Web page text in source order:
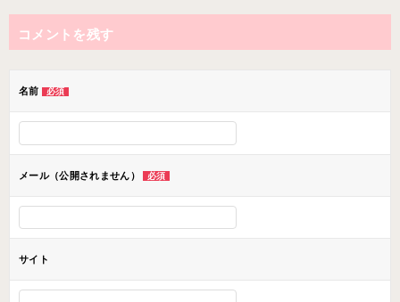
ナ
ビ
ョ
ン
コメントを残す
名前 必須
メール（公開されません） 必須
サイト